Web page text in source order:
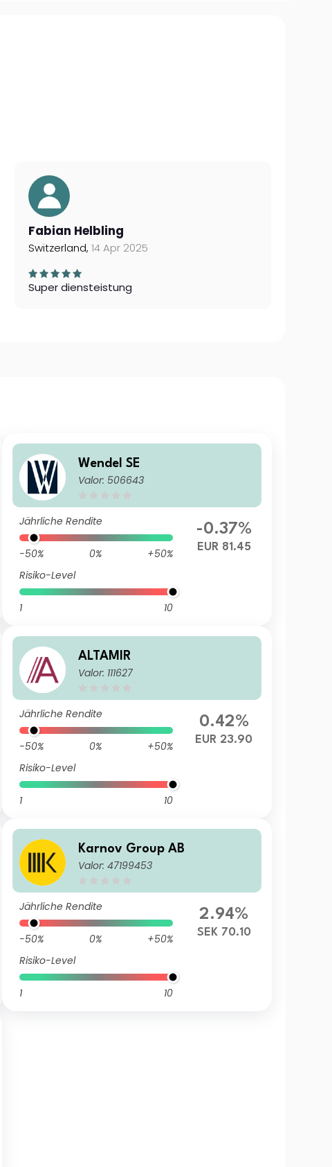
Fabian Helbling
Switzerland, 14 Apr 2025
Super diensteistung
Wendel SE
Valor: 506643
Jährliche Rendite
-50% 0%
+50%
Risiko-Level
1 10
-0.37%
EUR 81.45
ALTAMIR
Valor: 111627
Jährliche Rendite
-50% 0%
+50%
Risiko-Level
1 10
0.42%
EUR 23.90
Karnov Group AB
Valor: 47199453
Jährliche Rendite
-50% 0%
+50%
Risiko-Level
1 10
2.94%
SEK 70.10